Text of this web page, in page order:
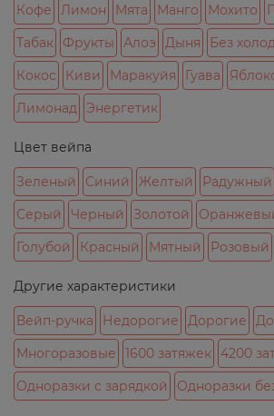
Кофе
Лимон Мята Манго Мохито
Табак
Фрукты Алоэ Дыня Без
Кокос
Киви Маракуйя Гуава
Лимонад
Энергетик
Цвет вейпа
Зеленый Синий Желтый Радужный
Серый
Черный Золотой
Голубой
Красный Мятный Розовый
Другие характеристики
Вейп-ручка Недорогие Дорогие
Многоразовые
1600 затяжек 4200
Одноразки с зарядкой
Одноразки